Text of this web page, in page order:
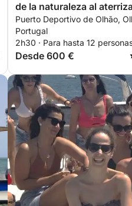
de la naturaleza al
Puerto Deportivo de Olhão,
Portugal
2h30 · Para hasta 12
Desde 600 €